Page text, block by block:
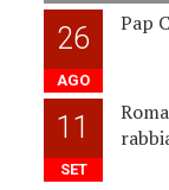
26
AGO
Pap
11
SET